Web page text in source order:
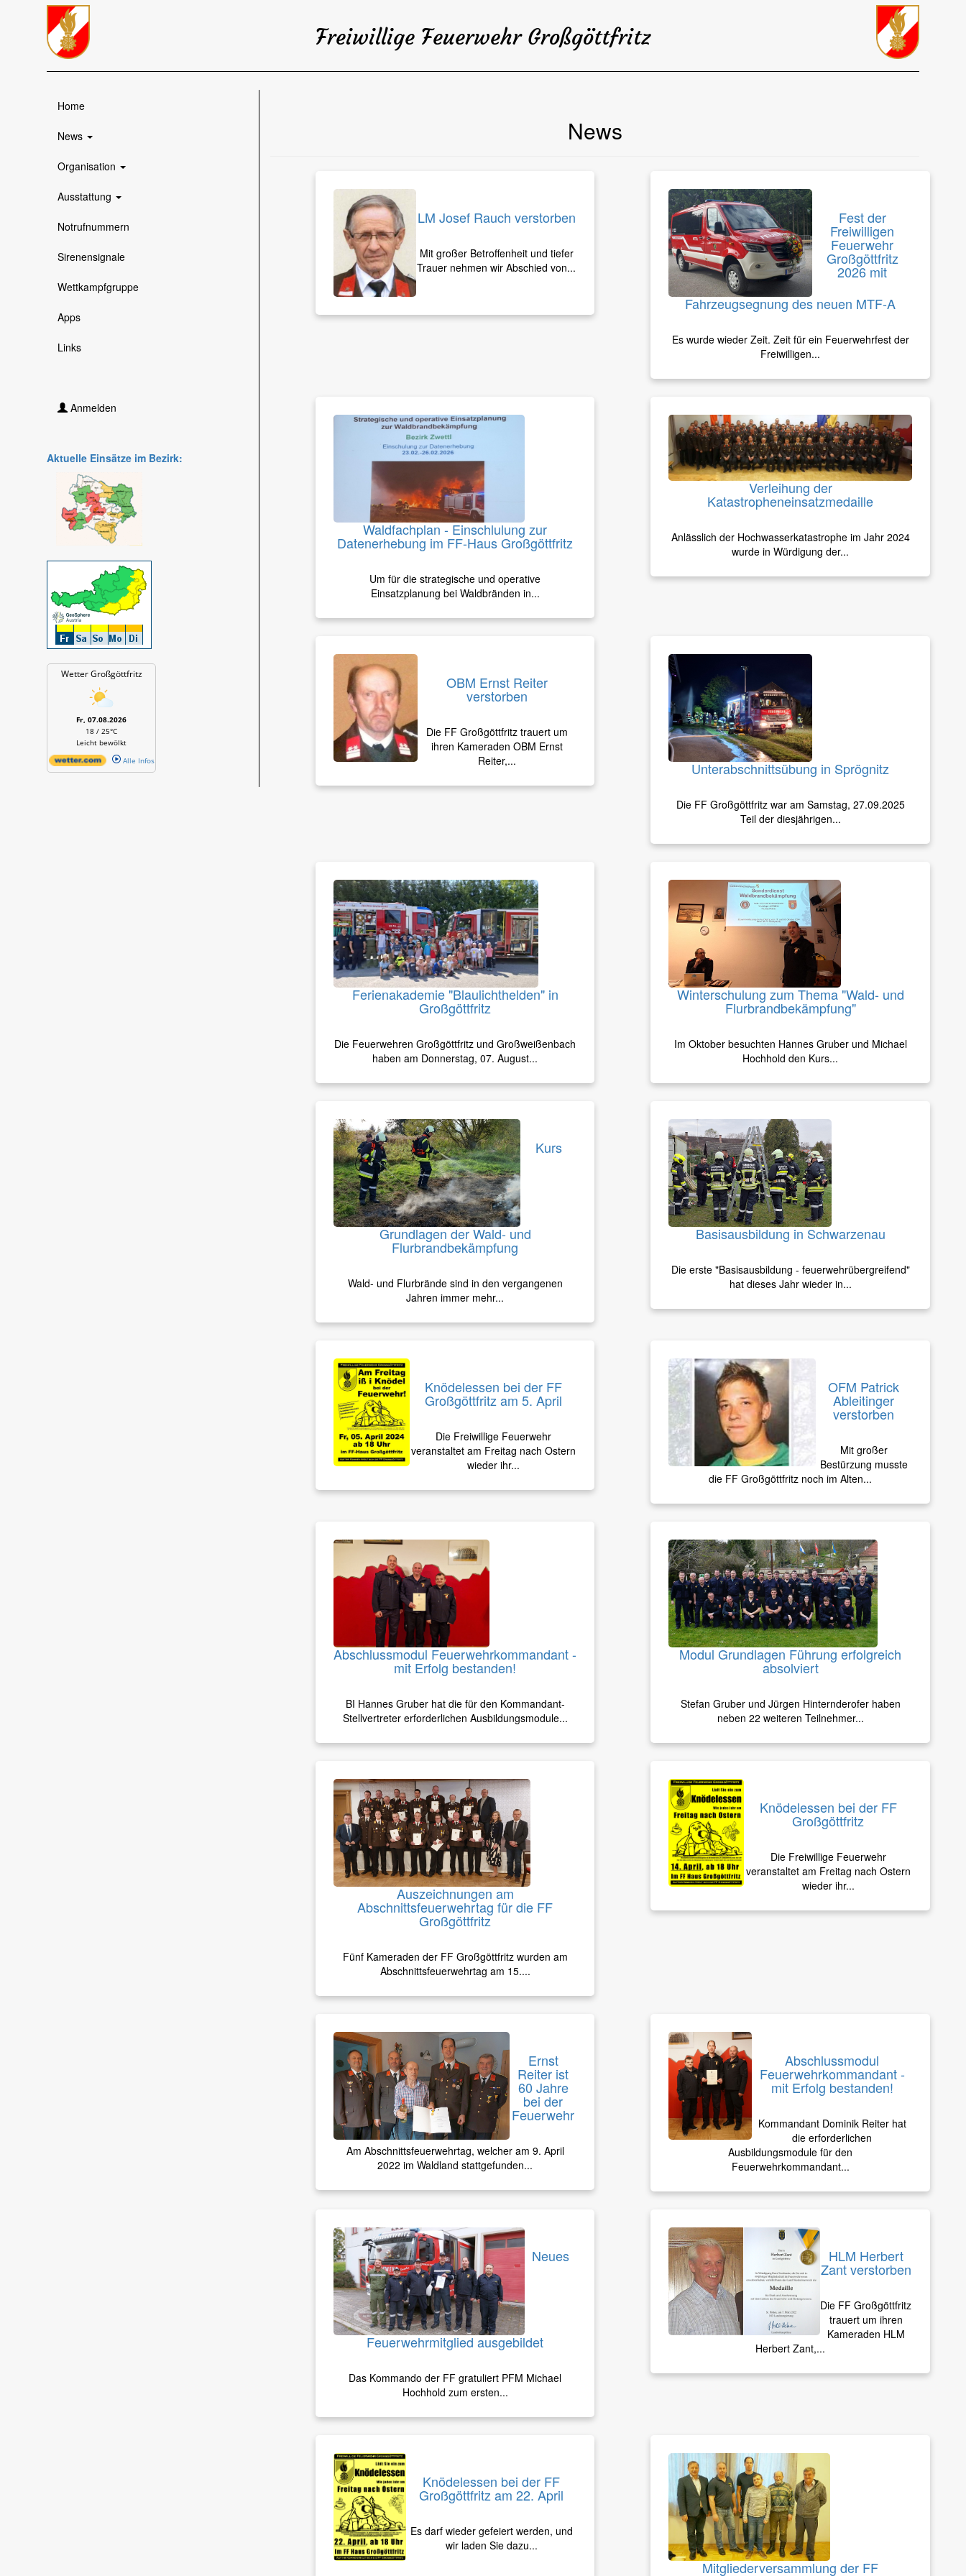
Freiwillige Feuerwehr Großgöttfritz
Home
News
Organisation
Ausstattung
Notrufnummern
Sirenensignale
Wettkampfgruppe
Apps
Links
Anmelden
Aktuelle Einsätze im Bezirk:
Wetter Großgöttfritz
Fr, 07.08.2026
18 / 25°C
Leicht bewölkt
Alle Infos
News
LM Josef Rauch verstorben
Mit großer Betroffenheit und tiefer
Trauer nehmen wir Abschied von...
Fest der
Freiwilligen
Feuerwehr
Großgöttfritz
2026 mit
Fahrzeugsegnung des neuen MTF-A
Es wurde wieder Zeit. Zeit für ein Feuerwehrfest der
Freiwilligen...
Waldfachplan - Einschlulung zur
Datenerhebung im FF-Haus Großgöttfritz
Um für die strategische und operative
Einsatzplanung bei Waldbränden in...
Verleihung der
Katastropheneinsatzmedaille
Anlässlich der Hochwasserkatastrophe im Jahr 2024
wurde in Würdigung der...
OBM Ernst Reiter
verstorben
Die FF Großgöttfritz trauert um
ihren Kameraden OBM Ernst
Reiter,...
Unterabschnittsübung in Sprögnitz
Die FF Großgöttfritz war am Samstag, 27.09.2025
Teil der diesjährigen...
Ferienakademie "Blaulichthelden" in
Großgöttfritz
Die Feuerwehren Großgöttfritz und Großweißenbach
haben am Donnerstag, 07. August...
Winterschulung zum Thema "Wald- und
Flurbrandbekämpfung"
Im Oktober besuchten Hannes Gruber und Michael
Hochhold den Kurs...
Kurs
Grundlagen der Wald- und
Flurbrandbekämpfung
Wald- und Flurbrände sind in den vergangenen
Jahren immer mehr...
Basisausbildung in Schwarzenau
Die erste "Basisausbildung - feuerwehrübergreifend"
hat dieses Jahr wieder in...
Knödelessen bei der FF
Großgöttfritz am 5. April
Die Freiwillige Feuerwehr
veranstaltet am Freitag nach Ostern
wieder ihr...
OFM Patrick
Ableitinger
verstorben
Mit großer
Bestürzung musste
die FF Großgöttfritz noch im Alten...
Abschlussmodul Feuerwehrkommandant -
mit Erfolg bestanden!
BI Hannes Gruber hat die für den Kommandant-
Stellvertreter erforderlichen Ausbildungsmodule...
Modul Grundlagen Führung erfolgreich
absolviert
Stefan Gruber und Jürgen Hinternderofer haben
neben 22 weiteren Teilnehmer...
Auszeichnungen am
Abschnittsfeuerwehrtag für die FF
Großgöttfritz
Fünf Kameraden der FF Großgöttfritz wurden am
Abschnittsfeuerwehrtag am 15....
Knödelessen bei der FF
Großgöttfritz
Die Freiwillige Feuerwehr
veranstaltet am Freitag nach Ostern
wieder ihr...
Ernst
Reiter ist
60 Jahre
bei der
Feuerwehr
Am Abschnittsfeuerwehrtag, welcher am 9. April
2022 im Waldland stattgefunden...
Abschlussmodul
Feuerwehrkommandant -
mit Erfolg bestanden!
Kommandant Dominik Reiter hat
die erforderlichen
Ausbildungsmodule für den
Feuerwehrkommandant...
Neues
Feuerwehrmitglied ausgebildet
Das Kommando der FF gratuliert PFM Michael
Hochhold zum ersten...
HLM Herbert
Zant verstorben
Die FF Großgöttfritz
trauert um ihren
Kameraden HLM
Herbert Zant,...
Knödelessen bei der FF
Großgöttfritz am 22. April
Es darf wieder gefeiert werden, und
wir laden Sie dazu...
Mitgliederversammlung der FF